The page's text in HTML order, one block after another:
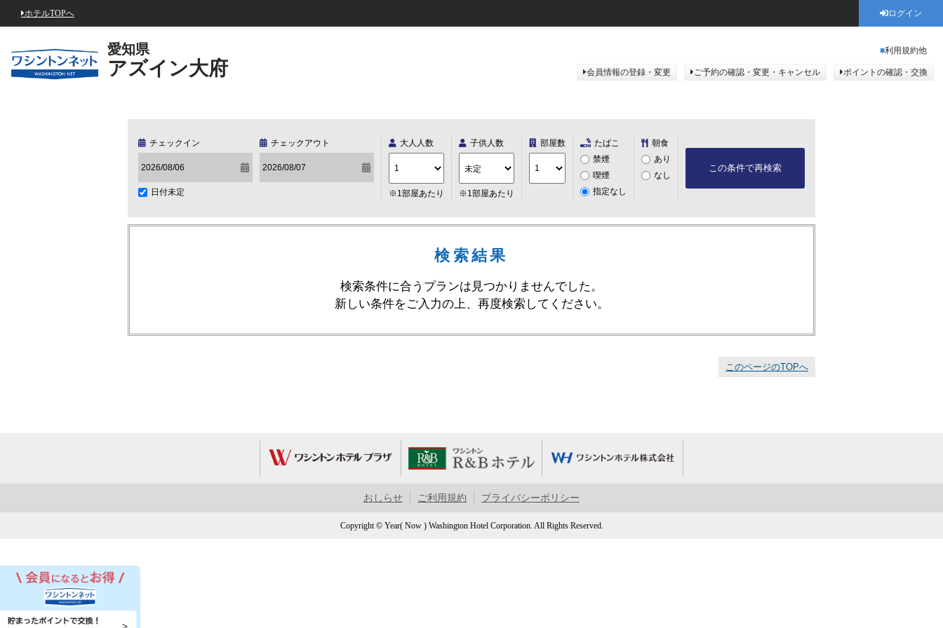
ホテルTOPへ ログイン
愛知県
アズイン大府
利用規約他
会員情報の登録・変更 ご予約の確認・変更・キャンセル ポイントの確認・交換
チェックイン チェックアウト
日付未定
大人人数
※1部屋あたり
子供人数
※1部屋あたり
部屋数
たばこ
禁煙
喫煙
指定なし
朝食
あり
なし
この条件で再検索
検索結果
検索条件に合うプランは見つかりませんでした。
新しい条件をご入力の上、再度検索してください。
このページのTOPへ
おしらせ ご利用規約 プライバシーポリシー
Copyright © Year( Now ) Washington Hotel Corporation. All Rights Reserved.